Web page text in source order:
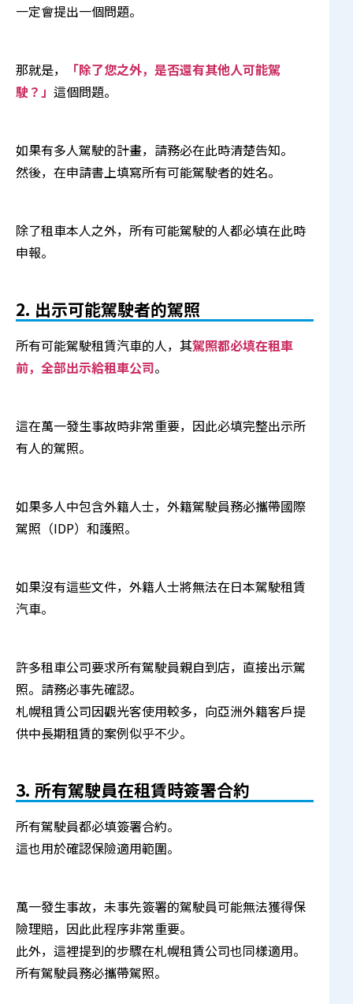
一定會提出一個問題。
那就是，
「除了您之外，是否還有其他人可能駕
駛？」 這個問題。
如果有多人駕駛的計畫，請務必在此時清楚告知。
然後，在申請書上填寫所有可能駕駛者的姓名。
除了租車本人之外，所有可能駕駛的人都必填在此時
申報。
2. 出示可能駕駛者的駕照
所有可能駕駛租賃汽車的人，其駕照都必填在租車
前，全部出示給租車公司。
這在萬一發生事故時非常重要，因此必填完整出示所
有人的駕照。
如果多人中包含外籍人士，外籍駕駛員務必攜帶國際
駕照（IDP）和護照。
如果沒有這些文件，外籍人士將無法在日本駕駛租賃
汽車。
許多租車公司要求所有駕駛員親自到店，直接出示駕
照。請務必事先確認。
札幌租賃公司因觀光客使用較多，向亞洲外籍客戶提
供中長期租賃的案例似乎不少。
3. 所有駕駛員在租賃時簽署合約
所有駕駛員都必填簽署合約。
這也用於確認保險適用範圍。
萬一發生事故，未事先簽署的駕駛員可能無法獲得保
險理賠，因此此程序非常重要。
此外，這裡提到的步驟在札幌租賃公司也同樣適用。
所有駕駛員務必攜帶駕照。